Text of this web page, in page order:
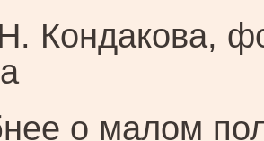
Кондакова,
о малом